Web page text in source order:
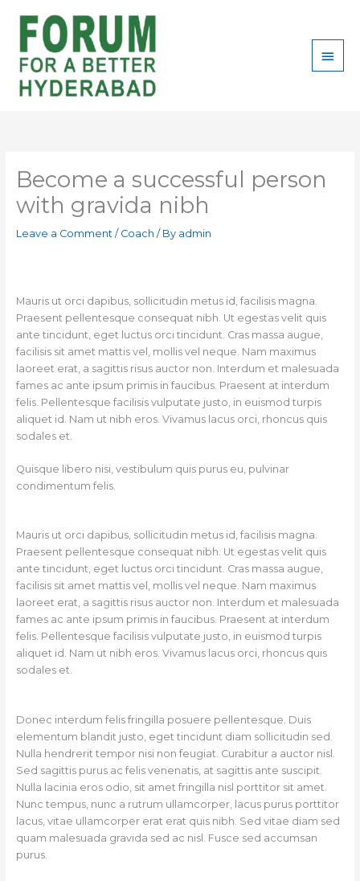
content
Become a successful person
with gravida nibh
Leave a Comment / Coach / By admin
Mauris ut orci dapibus, sollicitudin metus id, facilisis magna.
Praesent pellentesque consequat nibh. Ut egestas velit quis
ante tincidunt, eget luctus orci tincidunt. Cras massa augue,
facilisis sit amet mattis vel, mollis vel neque. Nam maximus
laoreet erat, a sagittis risus auctor non. Interdum et malesuada
fames ac ante ipsum primis in faucibus. Praesent at interdum
felis. Pellentesque facilisis vulputate justo, in euismod turpis
aliquet id. Nam ut nibh eros. Vivamus lacus orci, rhoncus quis
sodales et.
Quisque libero nisi, vestibulum quis purus eu, pulvinar
condimentum felis.
Mauris ut orci dapibus, sollicitudin metus id, facilisis magna.
Praesent pellentesque consequat nibh. Ut egestas velit quis
ante tincidunt, eget luctus orci tincidunt. Cras massa augue,
facilisis sit amet mattis vel, mollis vel neque. Nam maximus
laoreet erat, a sagittis risus auctor non. Interdum et malesuada
fames ac ante ipsum primis in faucibus. Praesent at interdum
felis. Pellentesque facilisis vulputate justo, in euismod turpis
aliquet id. Nam ut nibh eros. Vivamus lacus orci, rhoncus quis
sodales et.
Donec interdum felis fringilla posuere pellentesque. Duis
elementum blandit justo, eget tincidunt diam sollicitudin sed.
Nulla hendrerit tempor nisi non feugiat. Curabitur a auctor nisl.
Sed sagittis purus ac felis venenatis, at sagittis ante suscipit.
Nulla lacinia eros odio, sit amet fringilla nisl porttitor sit amet.
Nunc tempus, nunc a rutrum ullamcorper, lacus purus porttitor
lacus, vitae ullamcorper erat erat quis nibh. Sed vitae diam sed
quam malesuada gravida sed ac nisl. Fusce sed accumsan
purus.